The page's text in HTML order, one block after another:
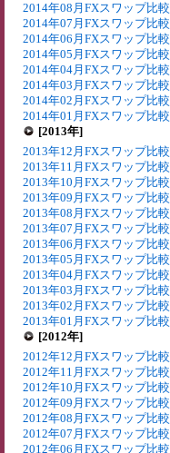
2014年08月FXスワップ比較
2014年07月FXスワップ比較
2014年06月FXスワップ比較
2014年05月FXスワップ比較
2014年04月FXスワップ比較
2014年03月FXスワップ比較
2014年02月FXスワップ比較
2014年01月FXスワップ比較
[2013年]
2013年12月FXスワップ比較
2013年11月FXスワップ比較
2013年10月FXスワップ比較
2013年09月FXスワップ比較
2013年08月FXスワップ比較
2013年07月FXスワップ比較
2013年06月FXスワップ比較
2013年05月FXスワップ比較
2013年04月FXスワップ比較
2013年03月FXスワップ比較
2013年02月FXスワップ比較
2013年01月FXスワップ比較
[2012年]
2012年12月FXスワップ比較
2012年11月FXスワップ比較
2012年10月FXスワップ比較
2012年09月FXスワップ比較
2012年08月FXスワップ比較
2012年07月FXスワップ比較
2012年06月FXスワップ比較